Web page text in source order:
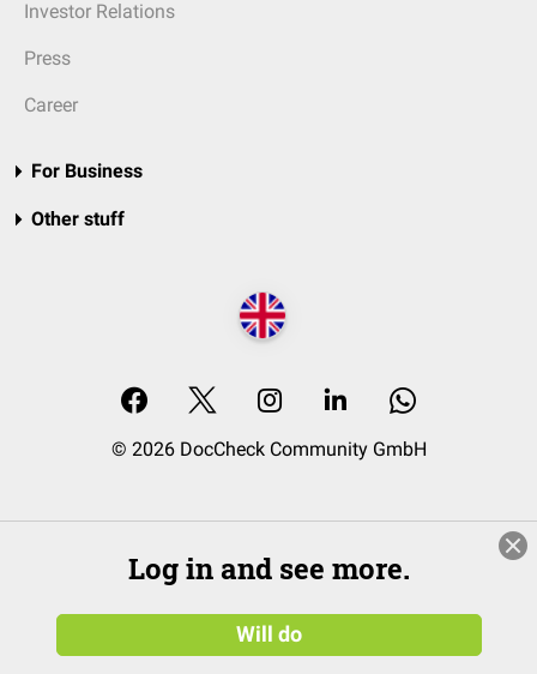
Investor Relations
Press
Career
For Business
Other stuff
© 2026 DocCheck Community GmbH
Log in and see more.
Will do